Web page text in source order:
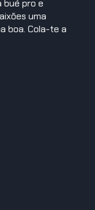
bué pro e
uma
boa. Cola-te a